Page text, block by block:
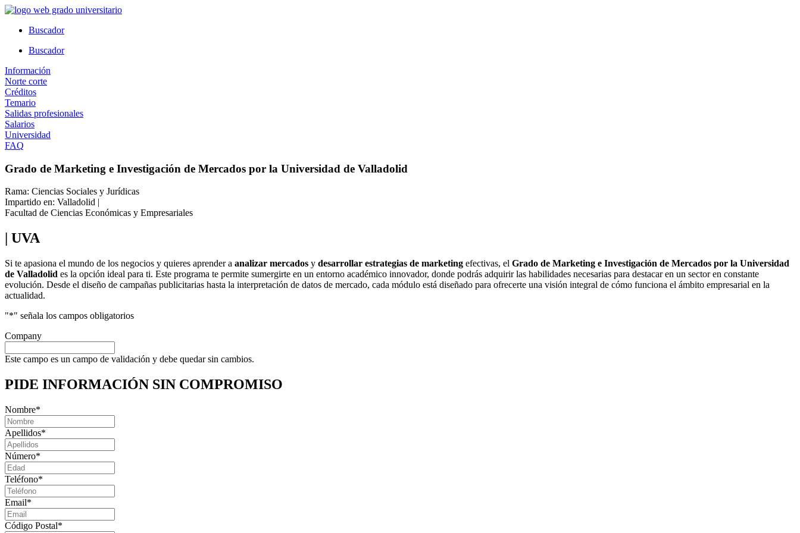
Ir
contenidoBuscador
Buscador
Información
Norte corte
Créditos
Temario
Salidas profesionales
Salarios
Universidad
FAQ
Grado de Marketing e Investigación de Mercados por la Universidad de Valladolid
Rama: Ciencias Sociales y Jurídicas
Impartido en: Valladolid |
Facultad de Ciencias Económicas y Empresariales
| UVA
Si te apasiona el mundo de los negocios y quieres aprender a analizar mercados y desarrollar estrategias de marketing efectivas, el Grado de Marketing e Investigación de Mercados por la Universidad
de Valladolid es la opción ideal para ti. Este programa te permite sumergirte en un entorno académico innovador, donde podrás adquirir las habilidades necesarias para destacar en un sector en constante
evolución. Desde el diseño de campañas publicitarias hasta la interpretación de datos de mercado, cada módulo está diseñado para ofrecerte una visión integral de cómo funciona el ámbito empresarial en la
actualidad.
"*" señala los campos obligatorios
Company
Este campo es un campo de validación y debe quedar sin cambios.
PIDE INFORMACIÓN SIN COMPROMISO
Nombre*
Apellidos*
Número*
Teléfono*
Email*
Código Postal*